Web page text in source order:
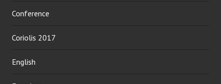
Conference
Coriolis 2017
English